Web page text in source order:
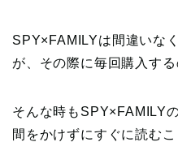
SPY×FAMILYは間違いな
が、その際に毎回購入す
そんな時もSPY×FAMILY
間をかけずにすぐに読むこ